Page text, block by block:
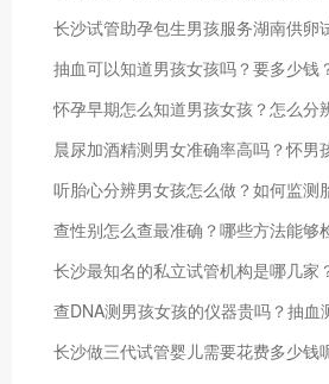
抽血可以知道男孩女孩吗？要多少钱
怀孕早期怎么知道男孩女孩？怎么分
听胎心分辨男女孩怎么做？如何监测
查性别怎么查最准确？哪些方法能够
查DNA测男孩女孩的仪器贵吗？抽血
长沙做三代试管婴儿需要花费多少钱